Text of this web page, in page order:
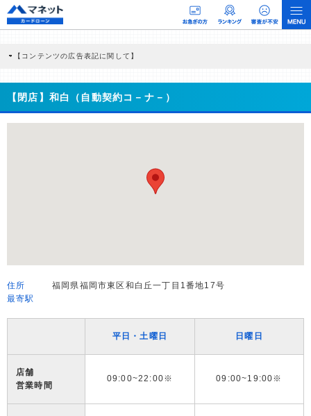
【コンテンツの広告表記に関して】
商品を根拠なくPRするものではなく、当編集部の調査／ユーザーへの口コミ収集な
どに基づき、公平性を担保した情報提供を行っています。
>提携企業一覧
【閉店】和白（自動契約コ－ナ－）
住所
福岡県福岡市東区和白丘一丁目1番地17号
最寄駅
平日・土曜日 日曜日
店舗
営業時間
09:00~22:00※ 09:00~19:00※